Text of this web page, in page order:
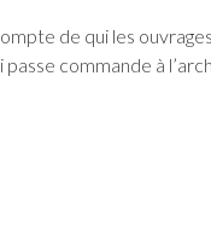
de qui les
commande à